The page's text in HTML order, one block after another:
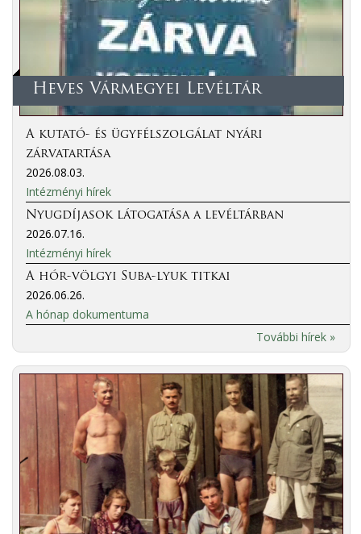
Heves Vármegyei Levéltár
A kutató- és ügyfélszolgálat nyári
zárvatartása
2026.08.03.
Intézményi hírek
Nyugdíjasok látogatása a levéltárban
2026.07.16.
Intézményi hírek
A hór-völgyi Suba-lyuk titkai
2026.06.26.
A hónap dokumentuma
További hírek »